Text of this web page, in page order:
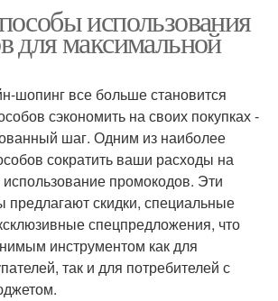
использования
для максимальной
шопинг все больше становится
сэкономить на своих покупках -
шаг. Одним из наиболее
сократить ваши расходы на
использование промокодов. Эти
скидки, специальные
спецпредложения, что
инструментом как для
так и для потребителей с